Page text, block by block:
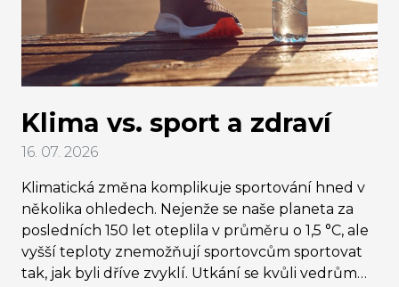
Klima vs. sport a zdraví
16. 07. 2026
Klimatická změna komplikuje sportování hned v
několika ohledech. Nejenže se naše planeta za
posledních 150 let oteplila v průměru o 1,5 °C, ale
vyšší teploty znemožňují sportovcům sportovat
tak, jak byli dříve zvyklí. Utkání se kvůli vedrům